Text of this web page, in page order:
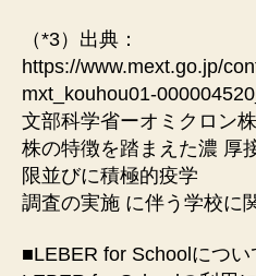
（*3）出典：
https://www.mext.go.jp/
mxt_kouhou01-
⽂部科学省ーオミクロン
株の特徴を踏まえた濃 厚
限並びに積極的疫学
調査の実施 に伴う学校に
■LEBER for Schoolについ